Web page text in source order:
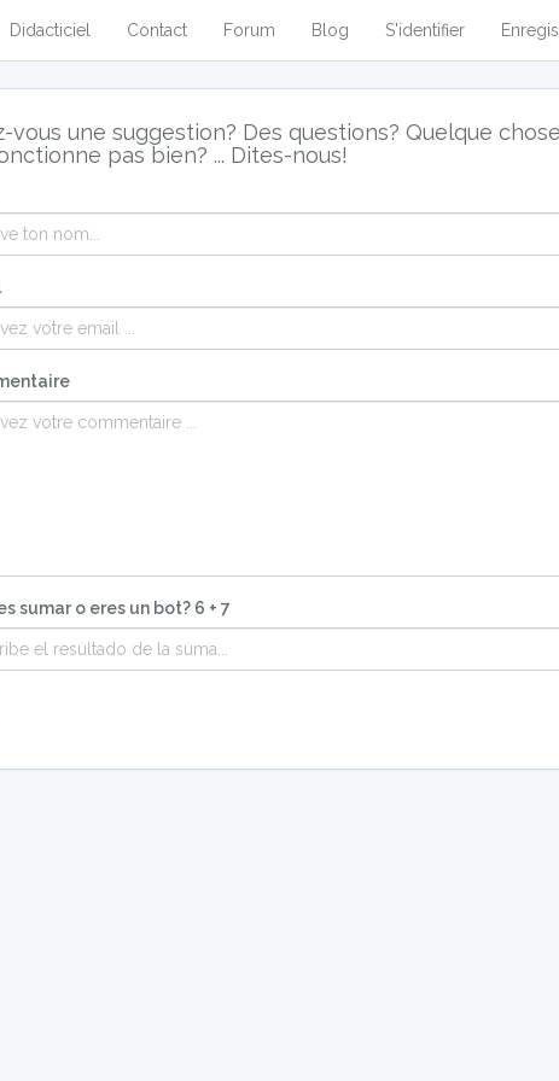
Didacticiel Contact Forum Blog S'identifier
vous une suggestion? Des questions? Quelque
pas bien? ... Dites-nous!
sumar o eres un bot? 6 + 7